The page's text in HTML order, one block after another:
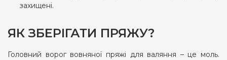
захищені.
ЯК ЗБЕРІГАТИ ПРЯЖУ?
Головний ворог вовняної пряжі для валяння – це моль.